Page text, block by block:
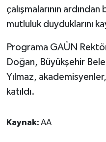
çalışmalarının
mutluluk duyduklarını
Programa GAÜN
Doğan, Büyükşehir
Yılmaz,
katıldı.
Kaynak: AA